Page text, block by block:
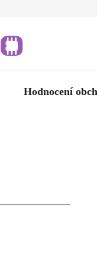
Hodnocení